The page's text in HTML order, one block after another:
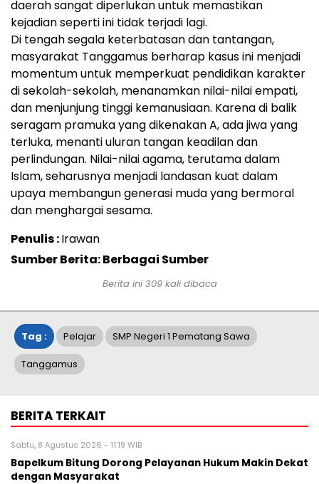
daerah sangat diperlukan untuk memastikan
kejadian seperti ini tidak terjadi lagi.
Di tengah segala keterbatasan dan tantangan,
masyarakat Tanggamus berharap kasus ini menjadi
momentum untuk memperkuat pendidikan karakter
di sekolah-sekolah, menanamkan nilai-nilai empati,
dan menjunjung tinggi kemanusiaan. Karena di balik
seragam pramuka yang dikenakan A, ada jiwa yang
terluka, menanti uluran tangan keadilan dan
perlindungan. Nilai-nilai agama, terutama dalam
Islam, seharusnya menjadi landasan kuat dalam
upaya membangun generasi muda yang bermoral
dan menghargai sesama.
Penulis :Irawan
Sumber Berita: Berbagai Sumber
Berita ini 309kali dibaca
Tag : Pelajar SMP Negeri 1 Pematang Sawa
Tanggamus
BERITA TERKAIT
Sabtu, 8 Agustus 2026 - 11:19 WIB
Bapelkum Bitung Dorong Pelayanan Hukum Makin Dekat
dengan Masyarakat